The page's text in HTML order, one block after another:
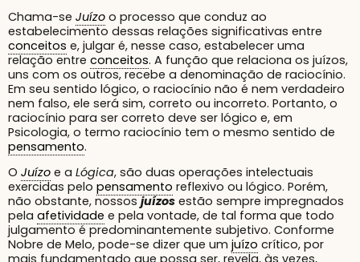
Chama-se Juízo o processo que conduz ao
estabelecimento dessas relações significativas entre
conceitos e, julgar é, nesse caso, estabelecer uma
relação entre conceitos. A função que relaciona os juízos,
uns com os outros, recebe a denominação de raciocínio.
Em seu sentido lógico, o raciocínio não é nem verdadeiro
nem falso, ele será sim, correto ou incorreto. Portanto, o
raciocínio para ser correto deve ser lógico e, em
Psicologia, o termo raciocínio tem o mesmo sentido de
pensamento.
O Juízo e a Lógica, são duas operações intelectuais
exercidas pelo pensamento reflexivo ou lógico. Porém,
não obstante, nossos juízos estão sempre impregnados
pela afetividade e pela vontade, de tal forma que todo
julgamento é predominantemente subjetivo. Conforme
Nobre de Melo, pode-se dizer que um juízo crítico, por